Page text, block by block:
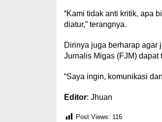
“Kami tidak anti kritik, apa
diatur,” terangnya.
Dirinya juga berharap agar
Jurnalis Migas (FJM) dapat
“Saya ingin, komunikasi
Editor: Jhuan
Post Views: 116